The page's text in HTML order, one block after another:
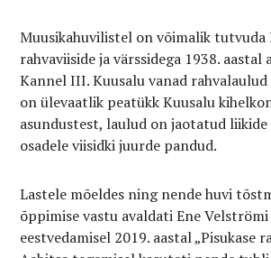
Muusikahuvilistel on võimalik tutvuda
rahvaviiside ja värssidega 1938. aastal
Kannel III. Kuusalu vanad rahvalaulud
on ülevaatlik peatükk Kuusalu
asundustest, laulud on jaotatud
osadele viisidki juurde pandud.
Lastele mõeldes ning nende huvi
õppimise vastu avaldati Ene
eestvedamisel 2019. aastal „Pisukase